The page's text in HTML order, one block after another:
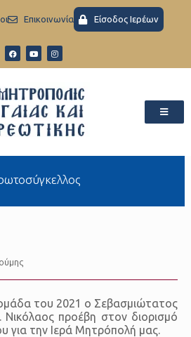
Eπικοινωνία Είσοδος Ιερέων
του 2021 ο Σεβασμιώτατος
προέβη στον διορισμό
για την Ιερά Μητρόπολή μας.